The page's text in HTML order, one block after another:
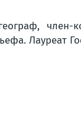
член-
Лауреат